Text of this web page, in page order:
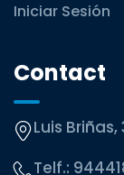
Iniciar Sesión
Contact
Luis Briñas,
Telf.: